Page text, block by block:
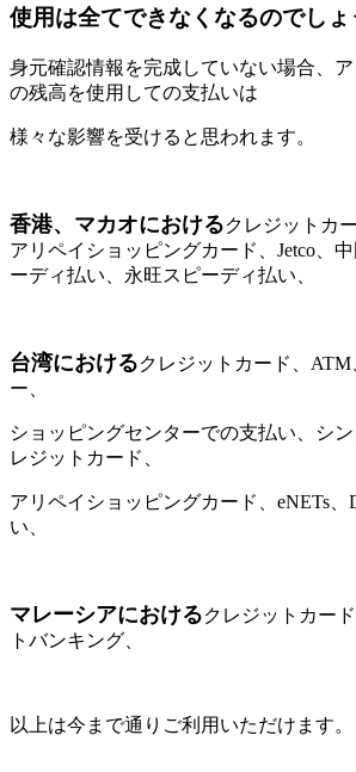
使用は全てできなくなるのでしょ
身元確認情報を完成していない場合、
の残高を使用しての支払いは
様々な影響を受けると思われます。
香港、マカオにおけるクレジットカ
アリペイショッピングカード、Jetco、
ーディ払い、永旺スピーディ払い、
台湾におけるクレジットカード、
ー、
ショッピングセンターでの支払い、シ
レジットカード、
アリペイショッピングカード、eNETs
い、
マレーシアにおけるクレジットカー
トバンキング、
以上は今まで通りご利用いただけます。